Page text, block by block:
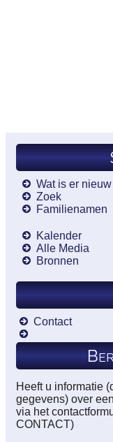
Wat is er nieuw
Zoek
Familienamen
Kalender
Alle Media
Bronnen
Contact
Heeft u informatie
gegevens) over
via het
CONTACT)